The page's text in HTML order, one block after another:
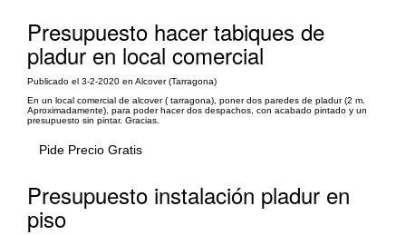
Presupuesto hacer tabiques de
pladur en local comercial
Publicado el 3-2-2020 en Alcover (Tarragona)
En un local comercial de alcover ( tarragona), poner dos paredes de pladur (2 m.
Aproximadamente), para poder hacer dos despachos, con acabado pintado y un
presupuesto sin pintar. Gracias.
Pide Precio Gratis
Presupuesto instalación pladur en
piso